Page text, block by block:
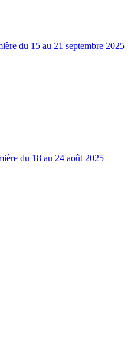
du 15 au 21 septembre 2025
du 18 au 24 août 2025